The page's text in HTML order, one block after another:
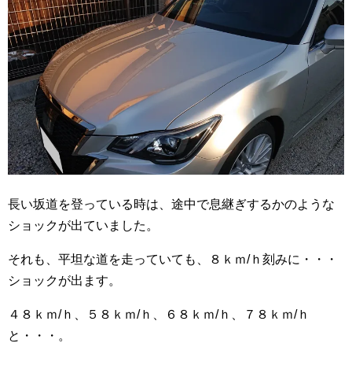
長い坂道を登っている時は、途中で息継ぎするかのような
ショックが出ていました。
それも、平坦な道を走っていても、８ｋｍ/ｈ刻みに・・・
ショックが出ます。
４８ｋｍ/ｈ、５８ｋｍ/ｈ、６８ｋｍ/ｈ、７８ｋｍ/ｈ
と・・・。